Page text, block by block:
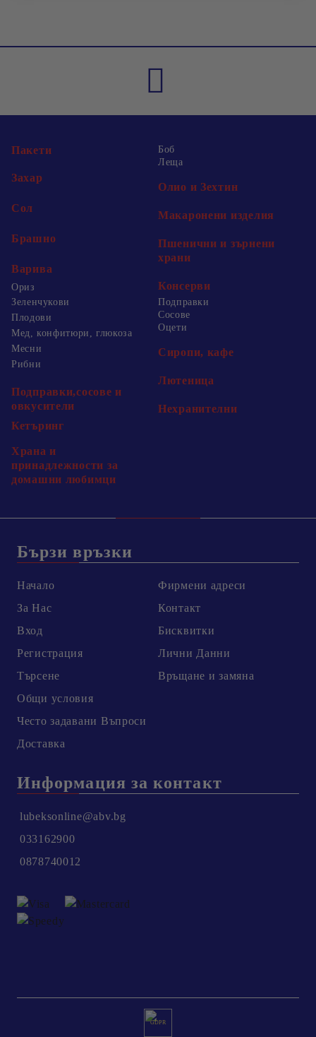
Пакети
Захар
Сол
Брашно
Варива
Ориз
Боб
Леща
Олио и Зехтин
Макаронени изделия
Пшенични и зърнени
храни
Консерви
Зеленчукови
Плодови
Мед, конфитюри, глюкоза
Месни
Рибни
Подправки,сосове и
овкусители
Подправки
Сосове
Оцети
Сиропи, кафе
Лютеница
Нехранителни
Кетъринг
Храна и
принадлежности за
домашни любимци
Бързи връзки
Начало
За Нас
Вход
Регистрация
Търсене
Общи условия
Честo задавани Въпроси
Доставка
Фирмени адреси
Контакт
Бисквитки
Лични Данни
Връщане и замяна
Информация за контакт
lubeksonline@abv.bg
033162900
0878740012
GDPR